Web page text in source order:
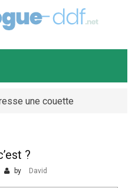
une couette
: comment
?
by David